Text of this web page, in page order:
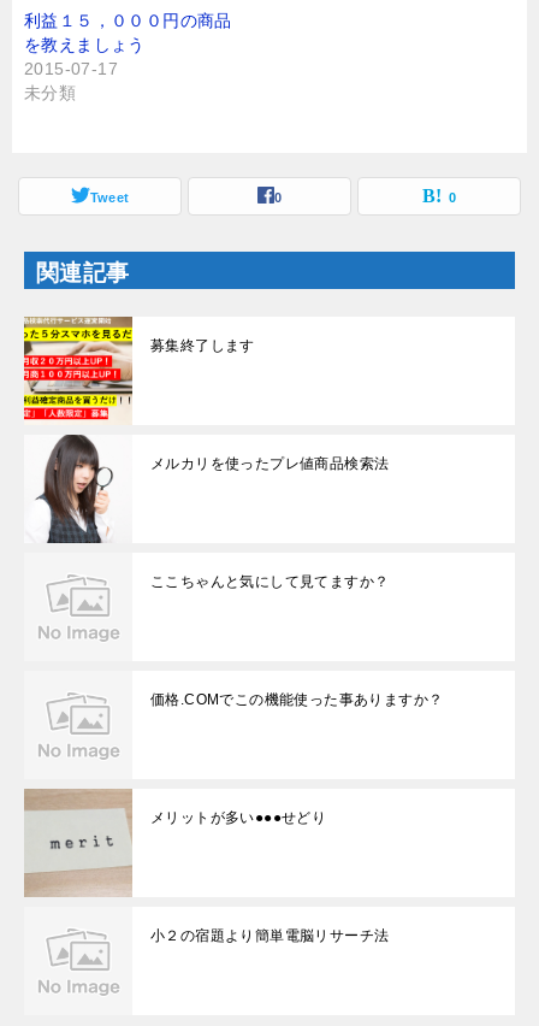
(
新
し
い
ウ
ィ
ン
き
す
リ
ッ
ク
し
て
し
い
ウ
ン
ド
ウ
で
き
ま
す
)
利益１５，０００円の商品
を教えましょう
2015-07-17
未分類
Tweet 0 0
関連記事
募集終了します
メルカリを使ったプレ値商品検索法
ここちゃんと気にして見てますか？
価格.COMでこの機能使った事ありますか？
メリットが多い●●●せどり
小２の宿題より簡単電脳リサーチ法